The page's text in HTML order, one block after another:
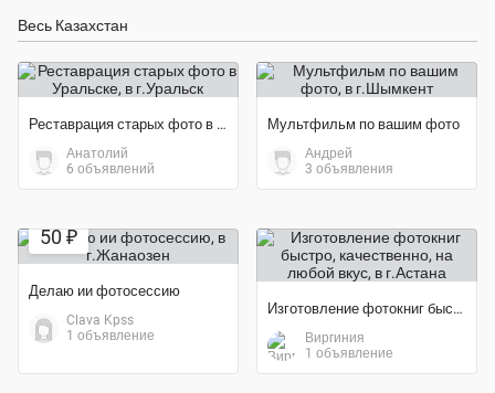
Весь Казахстан
Реставрация старых фото в Уральске
Анатолий
6 объявлений
Мультфильм по вашим фото
Андрей
3 объявления
50 ₽
Делаю ии фотосессию
Clava Kpss
1 объявление
Изготовление фотокниг быстро, качественно, на любой вкус
Виргиния
1 объявление